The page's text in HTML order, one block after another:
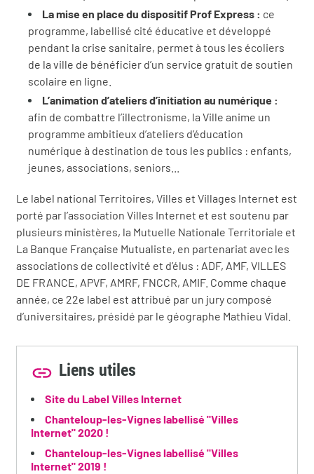
La mise en place du dispositif Prof Express : ce
programme, labellisé cité éducative et développé
pendant la crise sanitaire, permet à tous les écoliers
de la ville de bénéficier d’un service gratuit de soutien
scolaire en ligne.
L’animation d’ateliers d’initiation au numérique :
afin de combattre l’illectronisme, la Ville anime un
programme ambitieux d’ateliers d’éducation
numérique à destination de tous les publics : enfants,
jeunes, associations, seniors...
Le label national Territoires, Villes et Villages Internet est
porté par l’association Villes Internet et est soutenu par
plusieurs ministères, la Mutuelle Nationale Territoriale et
La Banque Française Mutualiste, en partenariat avec les
associations de collectivité et d’élus : ADF, AMF, VILLES
DE FRANCE, APVF, AMRF, FNCCR, AMIF. Comme chaque
année, ce 22e label est attribué par un jury composé
d’universitaires, présidé par le géographe Mathieu Vidal.
Liens utiles
Site du Label Villes Internet
Chanteloup-les-Vignes labellisé "Villes
Internet" 2020 !
Chanteloup-les-Vignes labellisé "Villes
Internet" 2019 !